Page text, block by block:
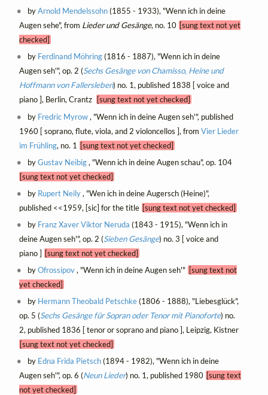
byArnold Mendelssohn(1855 - 1933), "Wenn ich in deine
Augen sehe", from Lieder und Gesänge, no. 10 [sung text not yet
checked]
by Ferdinand Möhring(1816 - 1887), "Wenn ich in deine
Augen seh'", op. 2 (Sechs Gesänge von Chamisso, Heine und
Hoffmann von Fallersleben) no. 1, published 1838 [ voice and
piano ], Berlin, Crantz
[sung text not yet checked]
by Fredric Myrow, "Wenn ich in deine Augen seh'", published
1960 [ soprano, flute, viola, and 2 violoncellos ], from Vier Lieder
im Frühling, no. 1 [sung text not yet checked]
byGustav Neibig, "Wenn ich in deine Augen schau", op. 104
[sung text not yet checked]
by Rupert Neily, "Wen ich in deine Augersch (Heine)",
published <<1959, [sic] for the title [sung text not yet checked]
by Franz Xaver Viktor Neruda (1843 - 1915), "Wenn ich in
deine Augen seh'", op. 2 (Sieben Gesänge) no. 3 [ voice and
piano ] [sung text not yet checked]
byOfrossipov, "Wenn ich in deine Augen seh'" [sung text not
yet checked]
by Hermann Theobald Petschke(1806 - 1888), "Liebesglück",
op. 5 (Sechs Gesänge für Sopran oder Tenor mit Pianoforte) no.
2, published 1836 [ tenor or soprano and piano ], Leipzig, Kistner
[sung text not yet checked]
by Edna Frida Pietsch(1894 - 1982), "Wenn ich in deine
Augen seh'", op. 6 (Neun Lieder) no. 1, published 1980 [sung text
not yet checked]